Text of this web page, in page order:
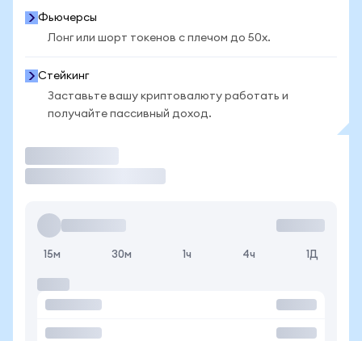
Фьючерсы
Лонг или шорт токенов с плечом до 50x.
Стейкинг
Заставьте вашу криптовалюту работать и
получайте пассивный доход.
15м 30м 1ч 4ч 1Д